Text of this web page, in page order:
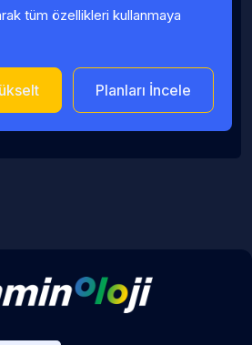
tüm özellikleri kullanmaya
Planları İncele